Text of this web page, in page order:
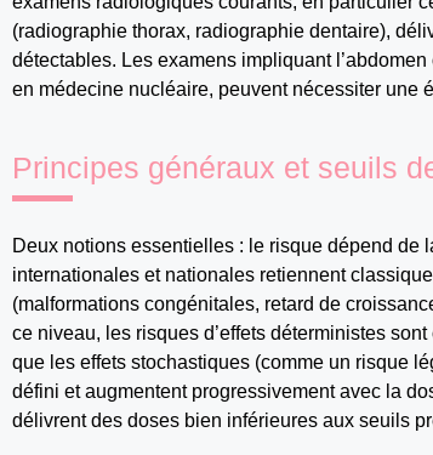
(radiographie thorax, radiographie dentaire),
détectables. Les examens impliquant
en médecine nucléaire, peuvent nécessiter une
Principes généraux et seuils
Deux notions essentielles : le risque dépend de
internationales et nationales retiennent
(malformations congénitales, retard de
ce niveau, les risques d’effets déterministes
que les effets stochastiques (comme un risque
défini et augmentent progressivement avec la
délivrent des doses bien inférieures aux seuils